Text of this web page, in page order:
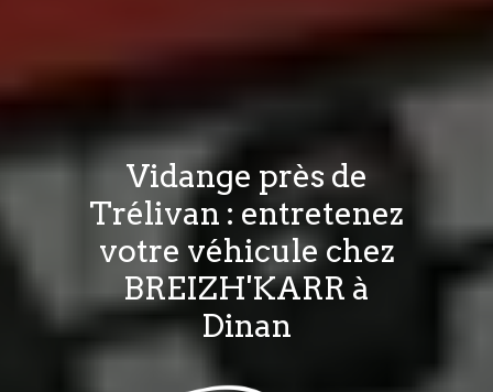
Vidange près de
Trélivan : entretenez
votre véhicule chez
BREIZH'KARR à
Dinan